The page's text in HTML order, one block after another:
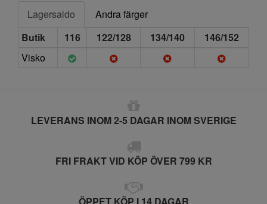
Lagersaldo
Andra färger
Butik
116 122/128 134/140
146/152
Visko
LEVERANS INOM 2-5 DAGAR INOM SVERIGE
FRI FRAKT VID KÖP ÖVER 799 KR